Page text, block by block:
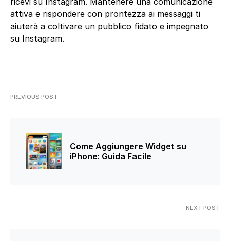
attiva e rispondere con prontezza ai messaggi ti
aiuterà a coltivare un pubblico fidato e impegnato
su Instagram.
PREVIOUS POST
Come Aggiungere Widget su
iPhone: Guida Facile
NEXT POST